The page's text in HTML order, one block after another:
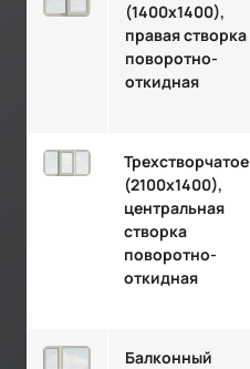
(1400х1400),
правая створка
поворотно-
откидная
Трехстворчатое
(2100х1400),
центральная
створка
поворотно-
откидная
Балконный